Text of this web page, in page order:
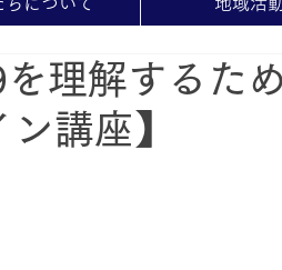
理解するた
講座】